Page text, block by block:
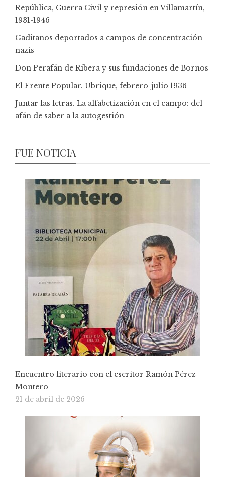
República, Guerra Civil y represión en Villamartín,
1931-1946
Gaditanos deportados a campos de concentración
nazis
Don Perafán de Ribera y sus fundaciones de Bornos
El Frente Popular. Ubrique, febrero-julio 1936
Juntar las letras. La alfabetización en el campo: del
afán de saber a la autogestión
FUE NOTICIA
Encuentro literario con el escritor Ramón Pérez
Montero
21 de abril de 2026